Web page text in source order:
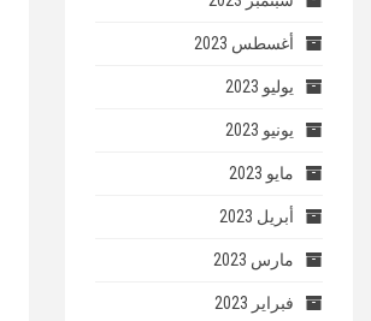
أغسطس 2023
يوليو 2023
يونيو 2023
مايو 2023
أبريل 2023
مارس 2023
فبراير 2023